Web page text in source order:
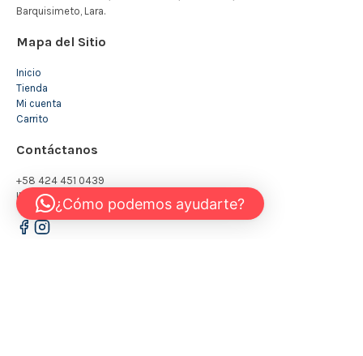
Mapa del Sitio
Inicio
Tienda
Mi cuenta
Carrito
Contáctanos
+58 424 451 0439
INFO@KIDSTORE.COM.VE
¿Cómo podemos ayudarte?